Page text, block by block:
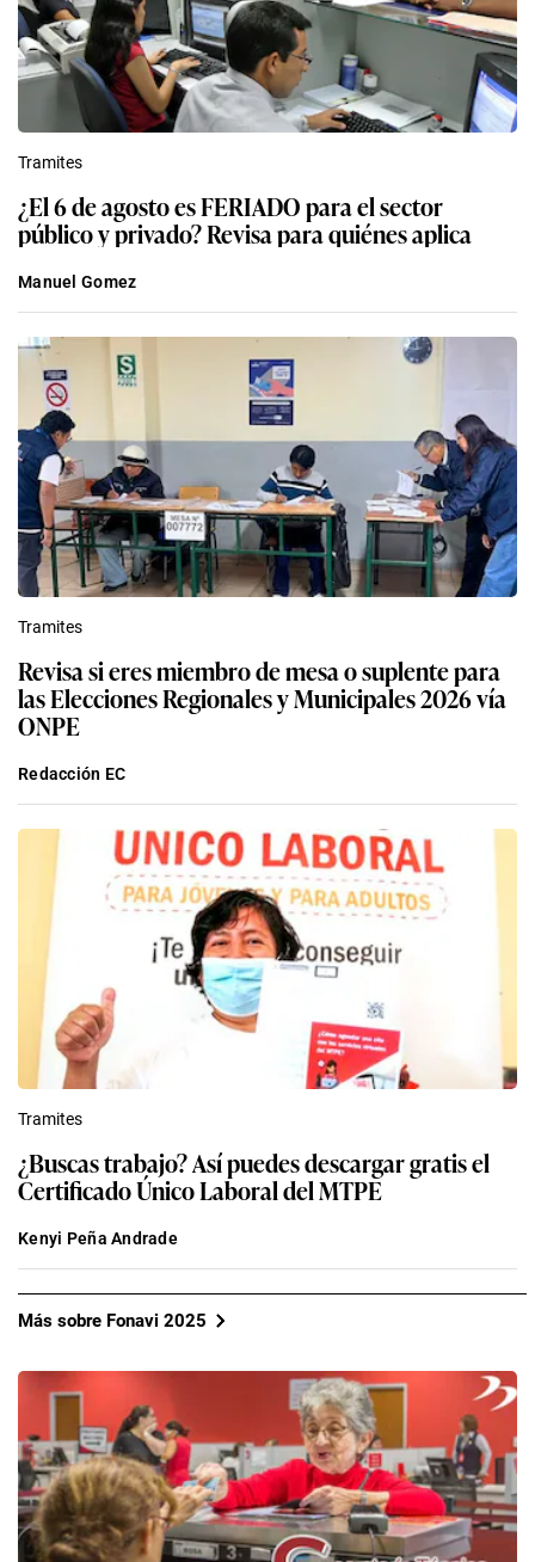
Tramites
¿El 6 de agosto es FERIADO para el sector
público y privado? Revisa para quiénes aplica
Manuel Gomez
Tramites
Revisa si eres miembro de mesa o suplente para
las Elecciones Regionales y Municipales 2026 vía
ONPE
Redacción EC
Tramites
¿Buscas trabajo? Así puedes descargar gratis el
Certificado Único Laboral del MTPE
Kenyi Peña Andrade
Más sobre Fonavi 2025